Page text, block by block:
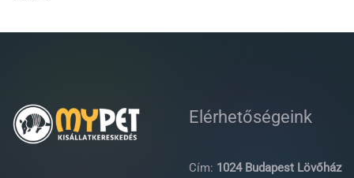
Elérhetőségeink
Cím: 1024 Budapest Lövőház